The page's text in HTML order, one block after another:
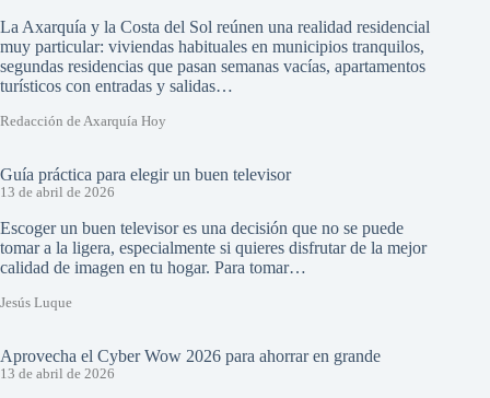
La Axarquía y la Costa del Sol reúnen una realidad residencial
muy particular: viviendas habituales en municipios tranquilos,
segundas residencias que pasan semanas vacías, apartamentos
turísticos con entradas y salidas…
Redacción de Axarquía Hoy
Guía práctica para elegir un buen televisor
13 de abril de 2026
Escoger un buen televisor es una decisión que no se puede
tomar a la ligera, especialmente si quieres disfrutar de la mejor
calidad de imagen en tu hogar. Para tomar…
Jesús Luque
Aprovecha el Cyber Wow 2026 para ahorrar en grande
13 de abril de 2026